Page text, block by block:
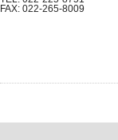
FAX: 022-265-8009